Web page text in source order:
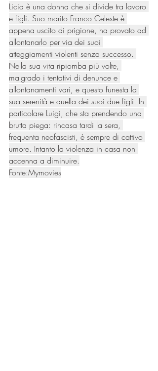
Licia è una donna che si divide tra lavoro
e figli. Suo marito Franco Celeste è
appena uscito di prigione, ha provato ad
allontanarlo per via dei suoi
atteggiamenti violenti senza successo.
Nella sua vita ripiomba più volte,
malgrado i tentativi di denunce e
allontanamenti vari, e questo funesta la
sua serenità e quella dei suoi due figli. In
particolare Luigi, che sta prendendo una
brutta piega: rincasa tardi la sera,
frequenta neofascisti, è sempre di cattivo
umore. Intanto la violenza in casa non
accenna a diminuire.
Fonte:Mymovies